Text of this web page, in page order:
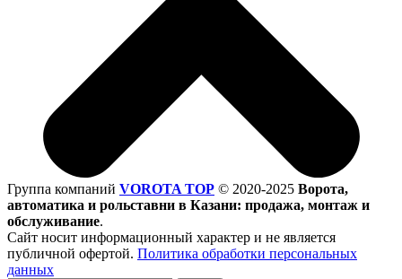
Группа компаний VOROTA TOP © 2020-2025 Ворота,
автоматика и рольставни в Казани: продажа, монтаж и
обслуживание.
Сайт носит информационный характер и не является
публичной офертой. Политика обработки персональных
данных